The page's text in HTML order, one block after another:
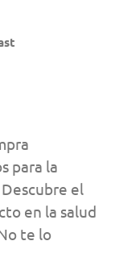
para la
Descubre el
en la salud
te lo